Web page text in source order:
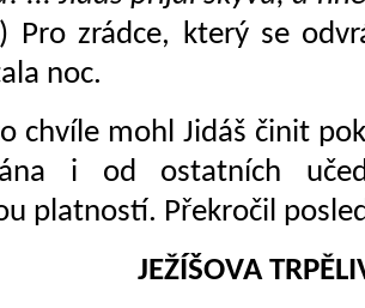
Pro zrádce, který se
noc.
chvíle mohl Jidáš činit
i od ostatních
platností. Překročil
JEŽÍŠOVA